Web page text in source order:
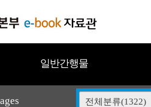
일반간행물
전체분류(1322)